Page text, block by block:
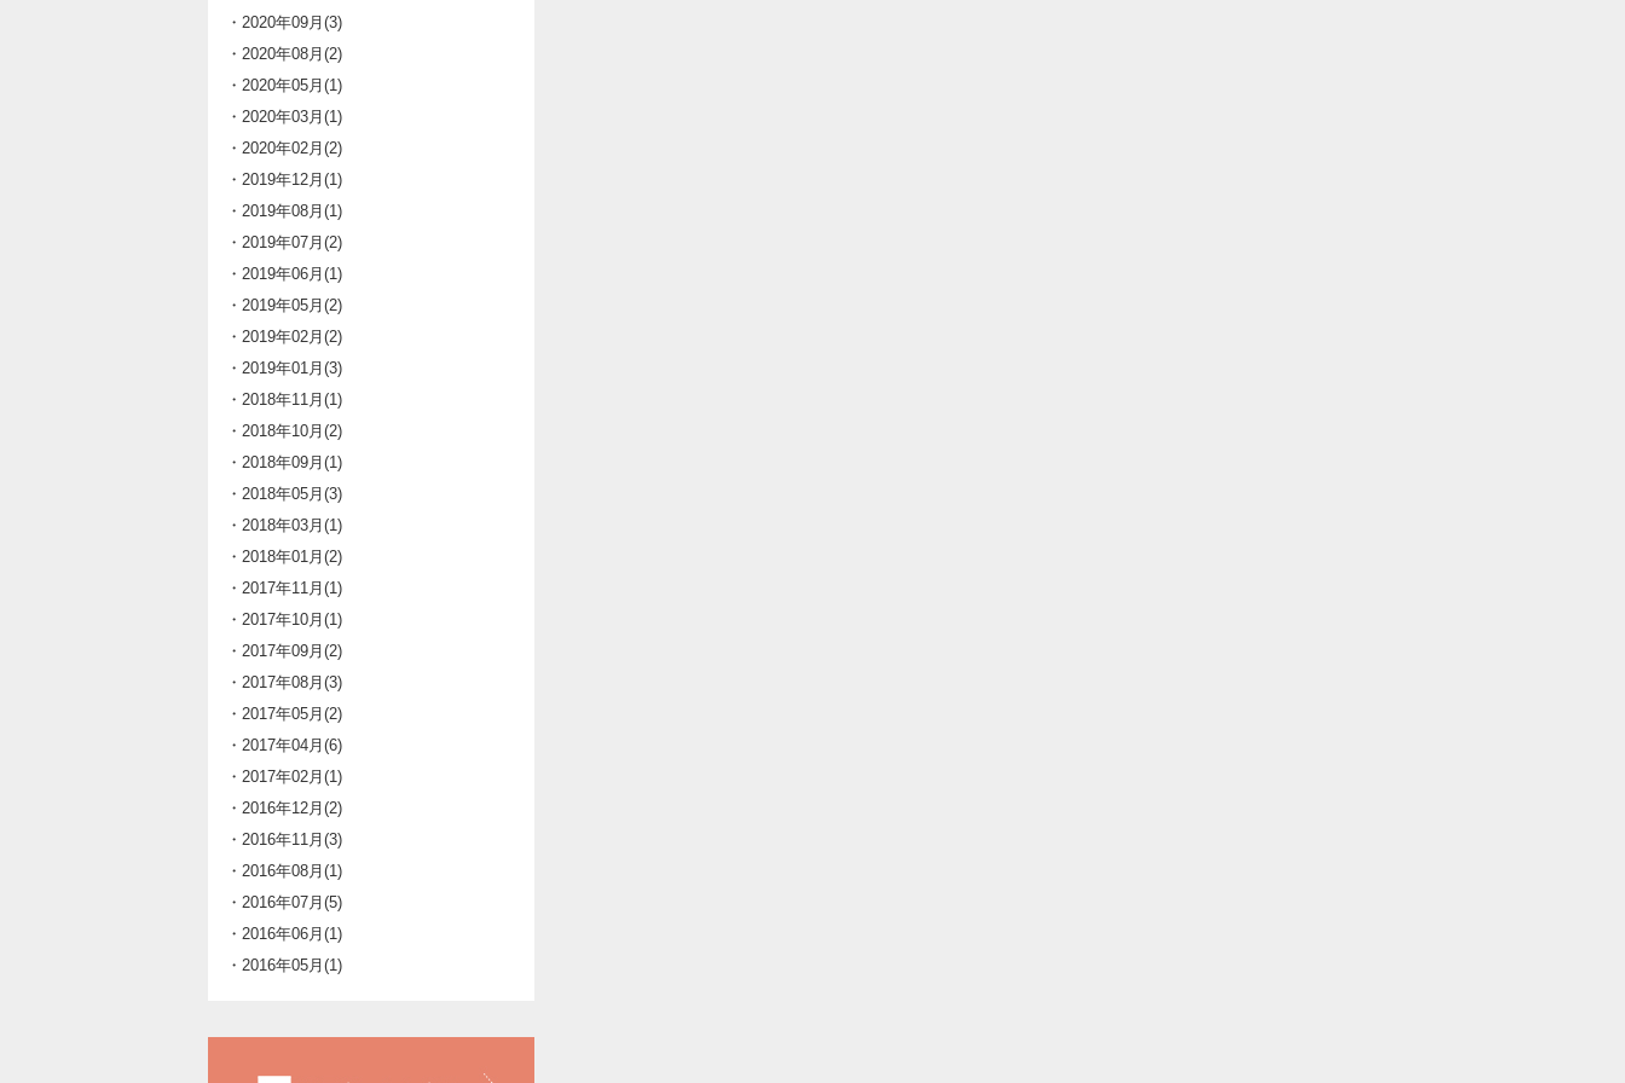
・2020年09月(3)
・2020年08月(2)
・2020年05月(1)
・2020年03月(1)
・2020年02月(2)
・2019年12月(1)
・2019年08月(1)
・2019年07月(2)
・2019年06月(1)
・2019年05月(2)
・2019年02月(2)
・2019年01月(3)
・2018年11月(1)
・2018年10月(2)
・2018年09月(1)
・2018年05月(3)
・2018年03月(1)
・2018年01月(2)
・2017年11月(1)
・2017年10月(1)
・2017年09月(2)
・2017年08月(3)
・2017年05月(2)
・2017年04月(6)
・2017年02月(1)
・2016年12月(2)
・2016年11月(3)
・2016年08月(1)
・2016年07月(5)
・2016年06月(1)
・2016年05月(1)